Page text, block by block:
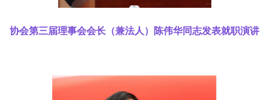
协会第三届理事会会长（兼法人）陈伟华同志发表就职演讲